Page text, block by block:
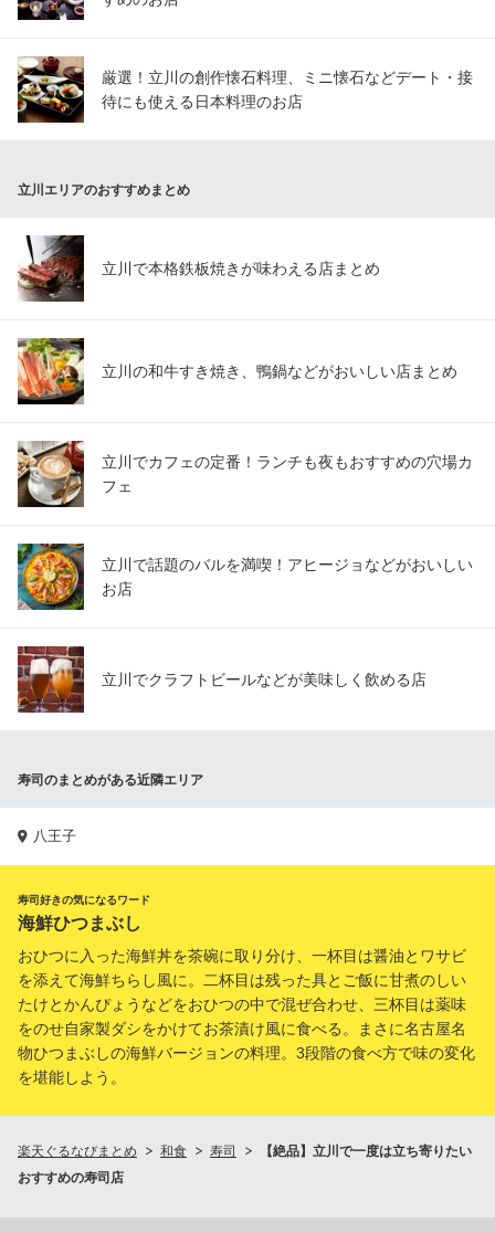
厳選！立川の創作懐石料理、ミニ懐石などデート・接
待にも使える日本料理のお店
立川エリアのおすすめまとめ
立川で本格鉄板焼きが味わえる店まとめ
立川の和牛すき焼き、鴨鍋などがおいしい店まとめ
立川でカフェの定番！ランチも夜もおすすめの穴場カ
フェ
立川で話題のバルを満喫！アヒージョなどがおいしい
お店
立川でクラフトビールなどが美味しく飲める店
寿司のまとめがある近隣エリア
八王子
寿司好きの気になるワード
海鮮ひつまぶし
おひつに入った海鮮丼を茶碗に取り分け、一杯目は醤油とワサビ
を添えて海鮮ちらし風に。二杯目は残った具とご飯に甘煮のしい
たけとかんぴょうなどをおひつの中で混ぜ合わせ、三杯目は薬味
をのせ自家製ダシをかけてお茶漬け風に食べる。まさに名古屋名
物ひつまぶしの海鮮バージョンの料理。3段階の食べ方で味の変化
を堪能しよう。
楽天ぐるなびまとめ 和食 寿司
【絶品】立川で一度は立ち寄りたい
おすすめの寿司店